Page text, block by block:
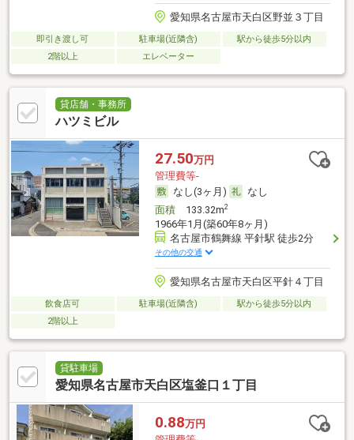
愛知県名古屋市天白区野並３丁目
即引き渡し可 駐車場(近隣含)
駅から徒歩5分以内
2階以上
エレベーター
貸店舗・事務所
ハツミビル
27.50万円
管理費等-
なし(3ヶ月)
なし
面積133.32m2
1966年1月(築60年8ヶ月)
名古屋市鶴舞線 平針駅 徒歩2分
その他の交通
愛知県名古屋市天白区平針４丁目
飲食店可 駐車場(近隣含)
駅から徒歩5分以内
2階以上
貸駐車場
愛知県名古屋市天白区塩釜口１丁目
0.88万円